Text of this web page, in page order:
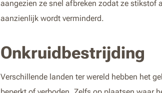
aangezien ze snel afbreken zodat ze stikstof
aanzienlijk wordt verminderd.
Onkruidbestrijding
Verschillende landen ter wereld hebben het